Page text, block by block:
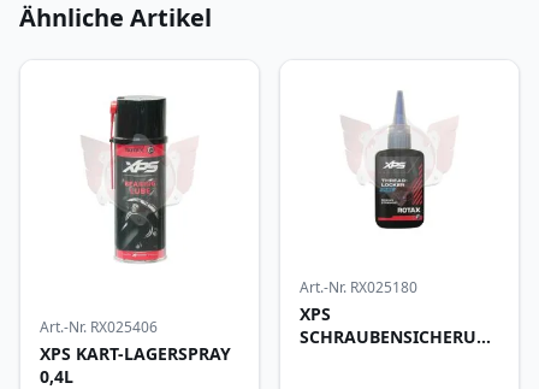
Ähnliche Artikel
Art.-Nr. RX025406
XPS KART-LAGERSPRAY
0,4L
Art.-Nr. RX025180
XPS
SCHRAUBENSICHERUNG